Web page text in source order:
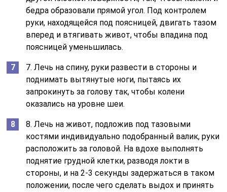
бедра образовали прямой угол. Под контролем
руки, находящейся под поясницей, двигать тазом
вперед и втягивать живот, чтобы впадина под
поясницей уменьшилась.
7. Лечь на спину, руки развести в стороны и
поднимать вытянутые ноги, пытаясь их
запрокинуть за голову так, чтобы колени
оказались на уровне шеи.
8. Лечь на живот, подложив под тазовыми
костями индивидуально подобранный валик, руки
расположить за головой. На вдохе выполнять
поднятие грудной клетки, разводя локти в
стороны, и на 2-3 секунды задержаться в таком
положении, после чего сделать выдох и принять